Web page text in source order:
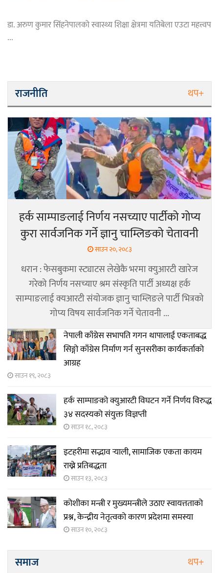
डा. अरुण कुमार सिंहनेपालको स्वास्थ्य शिक्षा क्षेत्रमा यतिबेला एउटा महत्त्वप
...
राजनीति थप+
हर्क साम्पाङलाई निर्णय नसच्याए पार्टीको गोप्य
कुरा सार्वजनिक गर्ने ज्ञानु चाम्लिङको चेतावनी
साउन २०, २०८३
धरान : फेसबुकमा स्ट्याटस लेखेकै भरमा क्युआरटी खारेज
गरेको निर्णय नसच्याए श्रम संस्कृति पार्टी अध्यक्ष हर्क
साम्पाङलाई क्यआरटी संयोजक ज्ञानु चाम्लिङले पार्टी भित्रको
गोप्य विषय सार्वजनिक गर्ने चेतावनी ...
नेपाली काँग्रेस सभापति गगन थापालाई एकताबद्ध
सिङ्गो काँग्रेस निर्माण गर्न सुनसरीका कार्यकर्ताको
आग्रह
साउन १९, २०८३
हर्क साम्पाङको क्युआरटी विघटन गर्ने निर्णय विरुद्ध
३४ सदस्यको संयुक्त विज्ञप्ती
साउन १८, २०८३
इटहरीमा सद्भाव र्‍याली, सामाजिक एकता कायम
राख्ने प्रतिबद्धता
साउन १३, २०८३
कोशीका मन्त्री र मुख्यमन्त्रीले उठाए स्वायत्तताको
प्रश्न, केन्द्रीय नेतृत्वको कारण प्रदेशमा समस्या
साउन १०, २०८३
समाज थप+